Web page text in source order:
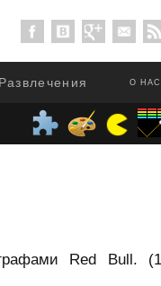
О НАС
Развлечения
Red Bull.